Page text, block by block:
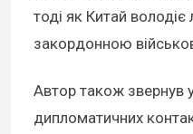
тоді як Китай
закордонною
Автор також звернув
дипломатичних